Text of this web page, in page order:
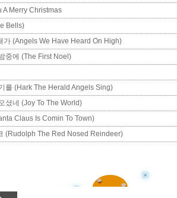
A Merry Christmas
Bells)
가 (Angels We Have Heard On High)
중에 (The First Noel)
를 (Hark The Herald Angels Sing)
셨네 (Joy To The World)
Claus Is Comin To Town)
(Rudolph The Red Nosed Reindeer)